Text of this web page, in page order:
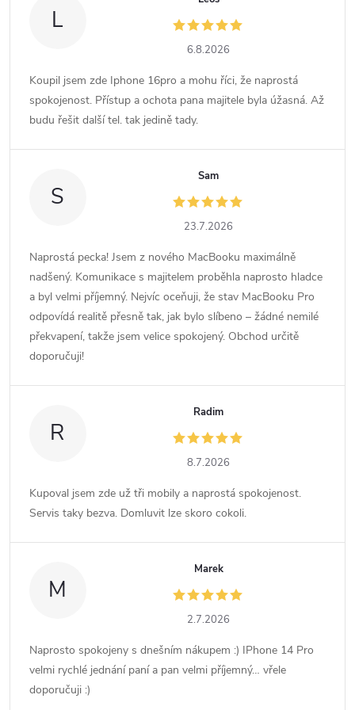
L
6.8.2026
Koupil jsem zde Iphone 16pro a mohu říci, že naprostá
spokojenost. Přístup a ochota pana majitele byla úžasná. Až
budu řešit další tel. tak jedině tady.
S
Sam
23.7.2026
Naprostá pecka! Jsem z nového MacBooku maximálně
nadšený. Komunikace s majitelem proběhla naprosto hladce
a byl velmi příjemný. Nejvíc oceňuji, že stav MacBooku Pro
odpovídá realitě přesně tak, jak bylo slíbeno – žádné nemilé
překvapení, takže jsem velice spokojený. Obchod určitě
doporučuji!
R
Radim
8.7.2026
Kupoval jsem zde už tři mobily a naprostá spokojenost.
Servis taky bezva. Domluvit lze skoro cokoli.
M
Marek
2.7.2026
Naprosto spokojeny s dnešním nákupem :) IPhone 14 Pro
velmi rychlé jednání paní a pan velmi příjemný… vřele
doporučuji :)